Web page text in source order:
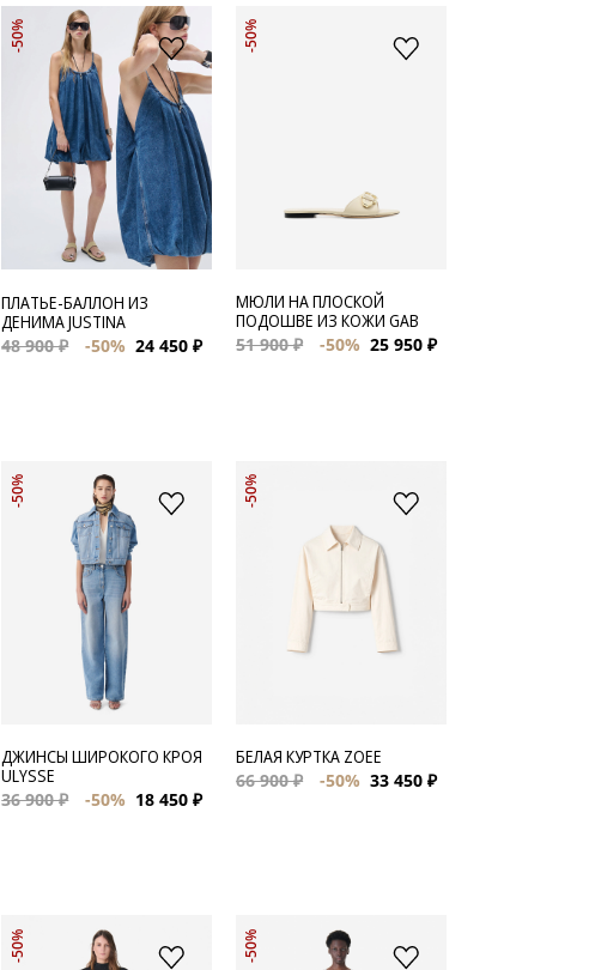
-50%
ПЛАТЬЕ-БАЛЛОН ИЗ
ДЕНИМА JUSTINA
48 900 ₽
-50% 24 450 ₽
-50%
МЮЛИ НА ПЛОСКОЙ
ПОДОШВЕ ИЗ КОЖИ GAB
51 900 ₽
-50% 25 950 ₽
-50%
ДЖИНСЫ ШИРОКОГО КРОЯ
ULYSSE
36 900 ₽
-50% 18 450 ₽
-50%
БЕЛАЯ КУРТКА ZOEE
66 900 ₽
-50% 33 450 ₽
-50% -50%